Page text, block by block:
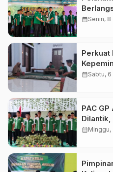
calendar_monthSenin, 8
Perkuat
Ansor di
calendar_monthSabtu,
PAC
calendar_monthMinggu,